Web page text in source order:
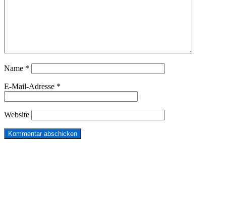
Name *
E-Mail-Adresse *
Website